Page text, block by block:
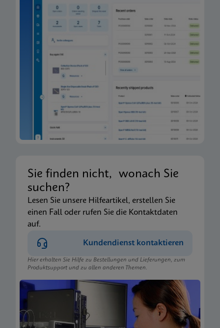
Sie finden nicht, wonach Sie
suchen?
Lesen Sie unsere Hilfeartikel, erstellen Sie
einen Fall oder rufen Sie die Kontaktdaten
auf.
Kundendienst kontaktieren
Hier erhalten Sie Hilfe zu Bestellungen und Lieferungen, zum
Produktsupport und zu allen anderen Themen.